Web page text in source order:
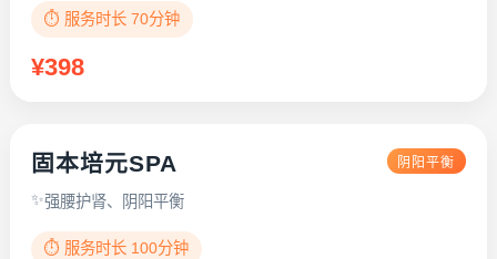
⏱️ 服务时长 70分钟
¥398
固本培元SPA 阴阳平衡
强腰护肾、阴阳平衡
⏱️ 服务时长 100分钟